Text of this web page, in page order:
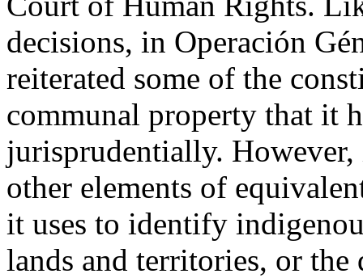
decisions, in Operación
reiterated some of the
communal property that it
jurisprudentially.
other elements of
it uses to identify
lands and territories, or